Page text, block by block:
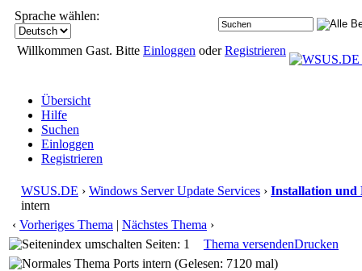
Sprache wählen:
Willkommen Gast. Bitte Einloggen oderRegistrieren
Übersicht
Hilfe
Suchen
Einloggen
Registrieren
WSUS.DE › Windows Server Update Services › Installation und
intern
‹ Vorheriges Thema | Nächstes Thema ›
Seiten: 1
Thema versendenDrucken
Ports intern (Gelesen: 7120 mal)